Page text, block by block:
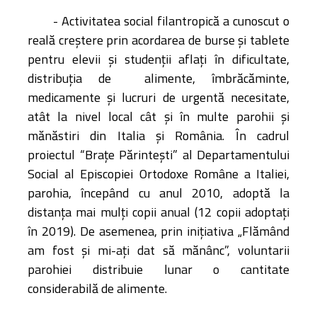
- Activitatea social filantropică a cunoscut o
reală creștere prin acordarea de burse și tablete
pentru elevii și studenții aflați în dificultate,
distribuția de
alimente, îmbrăcăminte,
medicamente și lucruri de urgentă necesitate,
atât la nivel local cât și în multe parohii și
mănăstiri din Italia și România. În cadrul
proiectul “Braţe Părinteşti” al Departamentului
Social al Episcopiei Ortodoxe Române a Italiei,
parohia, începând cu anul 2010, adoptă la
distanţa mai mulți copii anual (12 copii adoptați
în 2019). De asemenea, prin inițiativa „Flămând
am fost şi mi-aţi dat să mănânc”, voluntarii
parohiei distribuie lunar o cantitate
considerabilă de alimente.